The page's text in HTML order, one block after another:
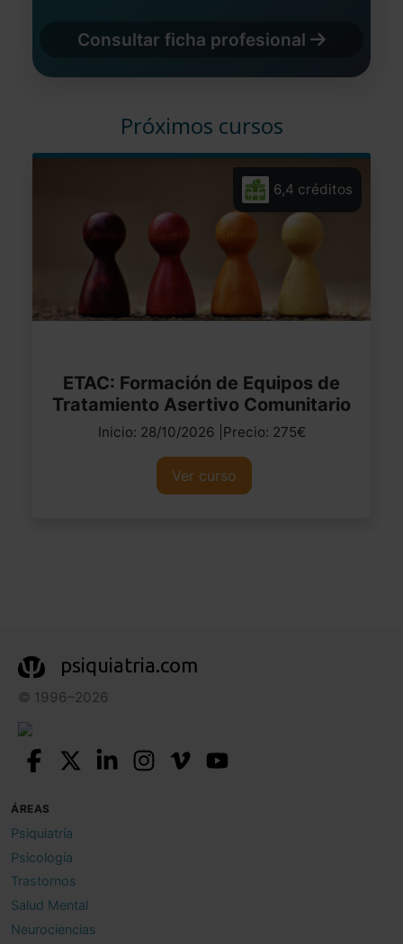
Consultar ficha profesional
Próximos cursos
6,4 créditos
ETAC: Formación de Equipos de
Tratamiento Asertivo Comunitario
Inicio: 28/10/2026 |Precio: 275€
Ver curso
psiquiatria.com
© 1996–2026
ÁREAS
Psiquiatría
Psicología
Trastornos
Salud Mental
Neurociencias